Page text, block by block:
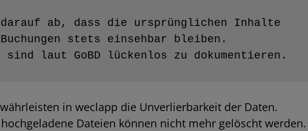
ab, dass die ursprünglichen Inhalte
stets einsehbar bleiben.
sind laut GoBD lückenlos zu dokumentieren.
in weclapp die Unverlierbarkeit der Daten.
Dateien können nicht mehr gelöscht werden.